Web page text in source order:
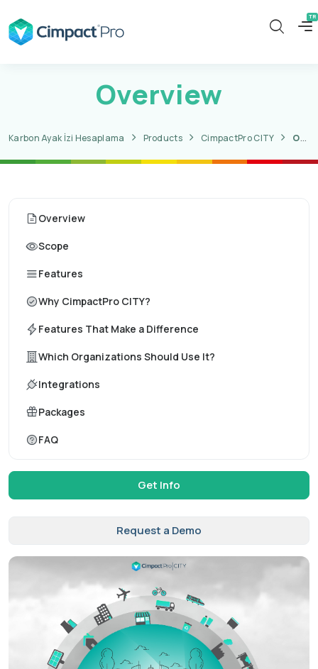
Overview
Karbon Ayak İzi Hesaplama Products CimpactPro CITY Overview
Overview
Scope
Features
Why CimpactPro CITY?
Features That Make a Difference
Which Organizations Should Use It?
Integrations
Packages
FAQ
Get Info
Request a Demo